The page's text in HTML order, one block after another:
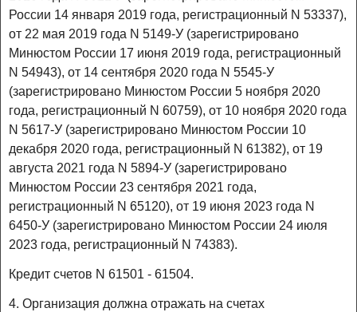
России 14 января 2019 года, регистрационный N 53337),
от 22 мая 2019 года N 5149-У (зарегистрировано
Минюстом России 17 июня 2019 года, регистрационный
N 54943), от 14 сентября 2020 года N 5545-У
(зарегистрировано Минюстом России 5 ноября 2020
года, регистрационный N 60759), от 10 ноября 2020 года
N 5617-У (зарегистрировано Минюстом России 10
декабря 2020 года, регистрационный N 61382), от 19
августа 2021 года N 5894-У (зарегистрировано
Минюстом России 23 сентября 2021 года,
регистрационный N 65120), от 19 июня 2023 года N
6450-У (зарегистрировано Минюстом России 24 июля
2023 года, регистрационный N 74383).
Кредит счетов N 61501 - 61504.
4. Организация должна отражать на счетах